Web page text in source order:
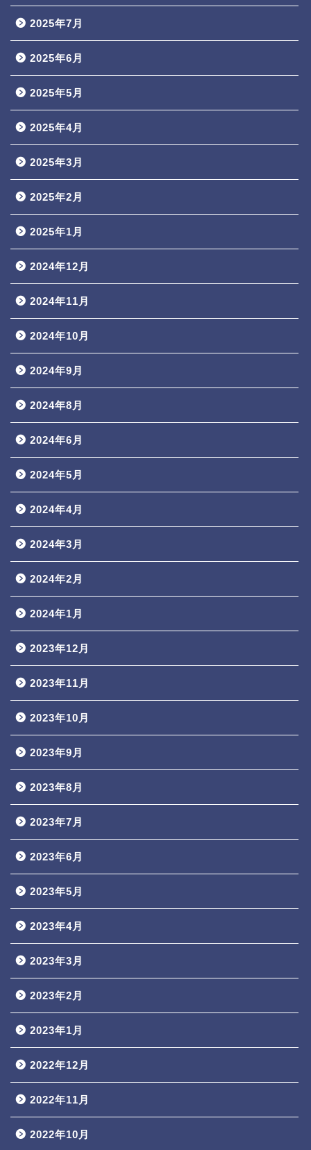
2025年7月
2025年6月
2025年5月
2025年4月
2025年3月
2025年2月
2025年1月
2024年12月
2024年11月
2024年10月
2024年9月
2024年8月
2024年6月
2024年5月
2024年4月
2024年3月
2024年2月
2024年1月
2023年12月
2023年11月
2023年10月
2023年9月
2023年8月
2023年7月
2023年6月
2023年5月
2023年4月
2023年3月
2023年2月
2023年1月
2022年12月
2022年11月
2022年10月